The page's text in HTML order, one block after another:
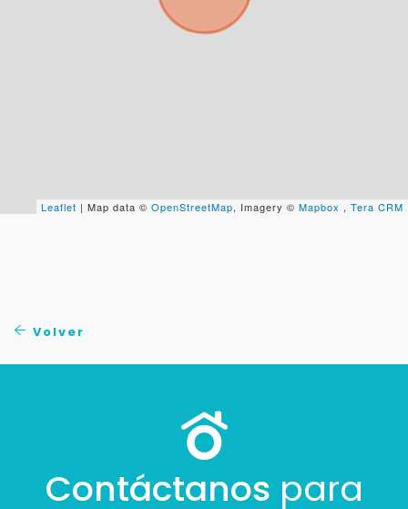
Leaflet | Map data © OpenStreetMap, Imagery © Mapbox , Tera CRM
Volver
Contáctanos para
Solo los usamos para responder tu consulta.